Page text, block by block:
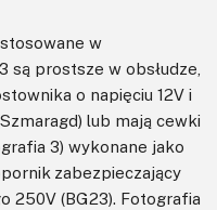
w
są prostsze w obsłudze,
o napięciu 12V i
lub mają cewki
3) wykonane jako
zabezpieczający
250V (BG23). Fotografia